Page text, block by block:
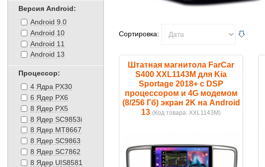
Сортировка:
Штатная магнитола FarCar
S400 XXL1143M для Kia
Sportage 2018+ с DSP
процессором и 4G модемом
(8/256 Гб) экран 2K на Android
13 (Код товара: XXL1143M)
Версия Android:
Android 9.0
Android 10
Android 11
Android 13
Процессор:
4 Ядра PX30
6 Ядер PX6
8 Ядер PX5
8 Ядер SC9853i
8 Ядер MT8667
8 Ядер SC9863
8 Ядер SC7862
8 Ядер UIS8581